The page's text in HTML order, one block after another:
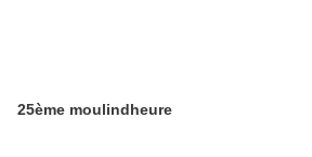
25ème moulindheure